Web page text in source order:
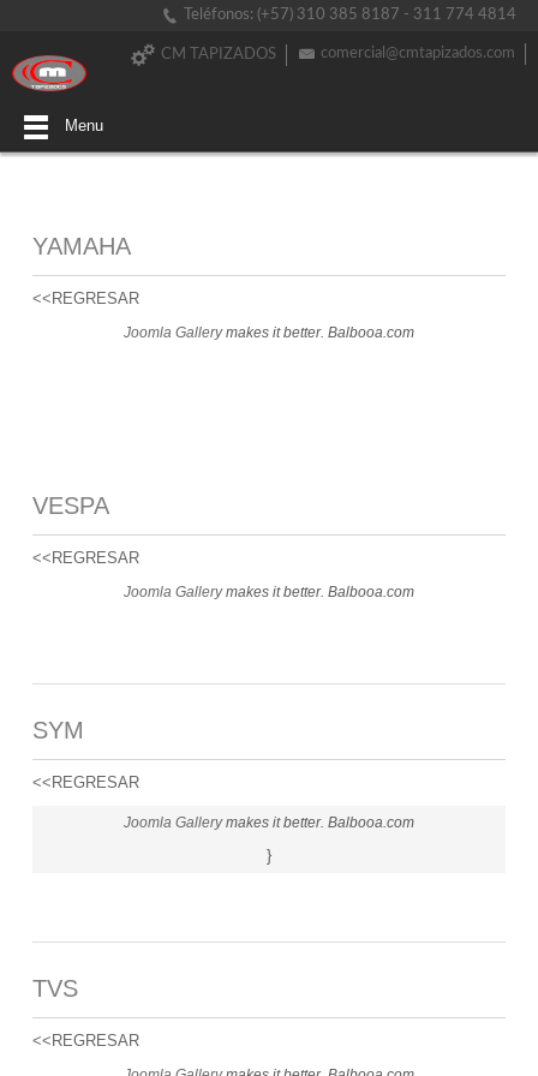
Teléfonos: (+57) 310 385 8187 - 311 774 4814
comercial@cmtapizados.com
CM TAPIZADOS
Menu
YAMAHA
<<REGRESAR
Joomla Gallerymakes it better. Balbooa.com
VESPA
<<REGRESAR
Joomla Gallerymakes it better. Balbooa.com
SYM
<<REGRESAR
Joomla Gallerymakes it better. Balbooa.com
}
TVS
<<REGRESAR